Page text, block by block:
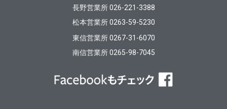
長野営業所 026-221-3388
松本営業所 0263-59-5230
東信営業所 0267-31-6070
南信営業所 0265-98-7045